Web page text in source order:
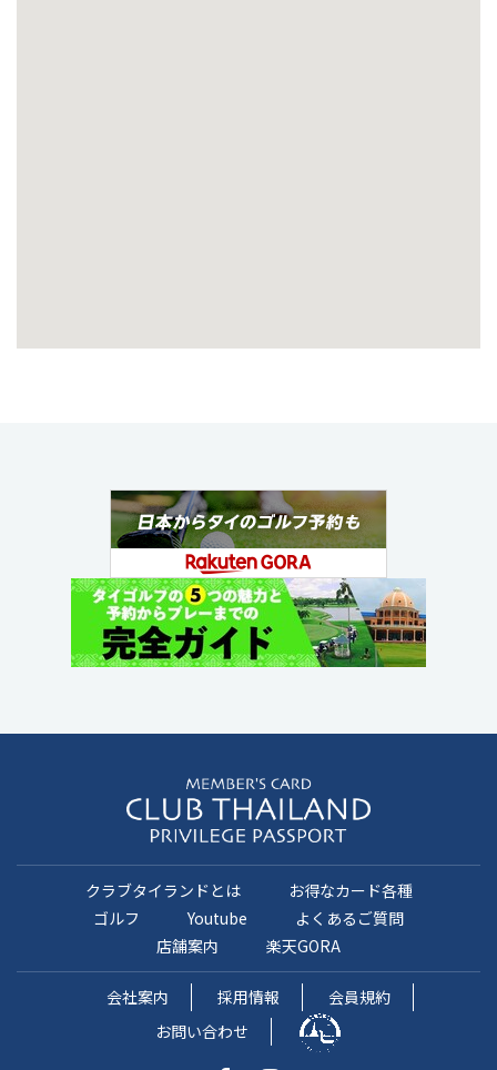
クラブタイランドとは
お得なカード各種
ゴルフ
Youtube
よくあるご質問
店舗案内
楽天GORA
会社案内 採用情報
会員規約
お問い合わせ